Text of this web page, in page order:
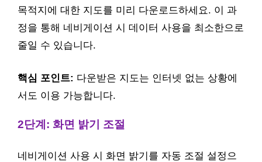
목적지에 대한 지도를 미리 다운로드하세요. 이 과
정을 통해 네비게이션 시 데이터 사용을 최소한으로
줄일 수 있습니다.
핵심 포인트: 다운받은 지도는 인터넷 없는 상황에
서도 이용 가능합니다.
2단계: 화면 밝기 조절
네비게이션 사용 시 화면 밝기를 자동 조절 설정으